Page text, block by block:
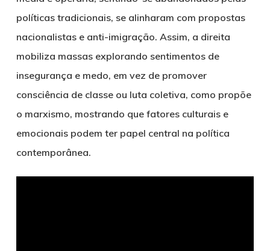
políticas tradicionais, se alinharam com propostas
nacionalistas e anti-imigração. Assim, a direita
mobiliza massas explorando sentimentos de
insegurança e medo, em vez de promover
consciência de classe ou luta coletiva, como propõe
o marxismo, mostrando que fatores culturais e
emocionais podem ter papel central na política
contemporânea.